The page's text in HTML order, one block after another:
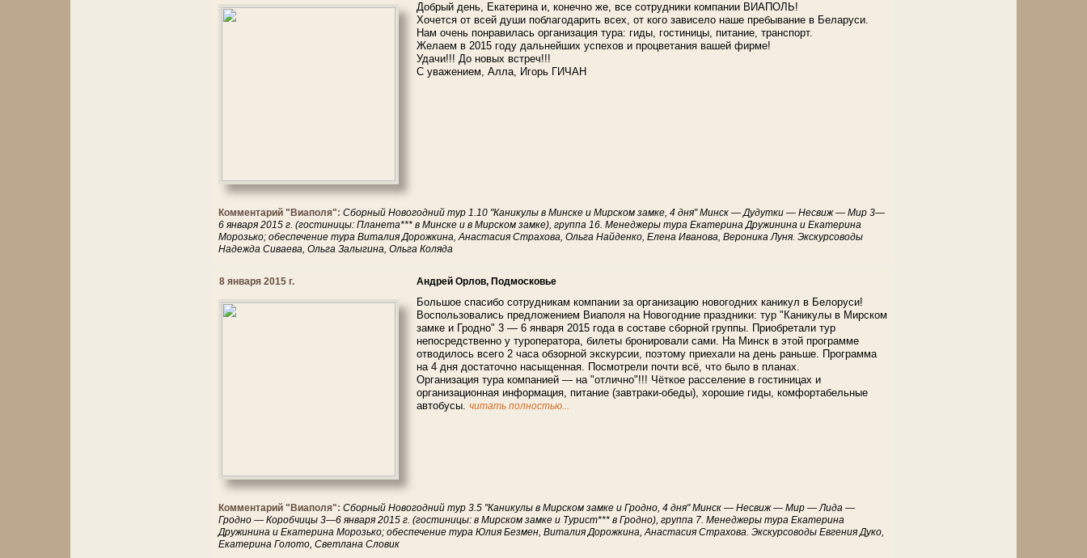
Добрый день, Екатерина и, конечно же, все сотрудники компании ВИАПОЛЬ!
Хочется от всей души поблагодарить всех, от кого зависело наше пребывание в Беларуси.
Нам очень понравилась организация тура: гиды, гостиницы, питание, транспорт.
Желаем в 2015 году дальнейших успехов и процветания вашей фирме!
Удачи!!! До новых встреч!!!
С уважением, Алла, Игорь ГИЧАН
Комментарий "Виаполя": Сборный Новогодний тур 1.10 "Каникулы в Минске и Мирском замке, 4 дня" Минск — Дудутки — Несвиж — Мир 3—
6 января 2015 г. (гостиницы: Планета*** в Минске и в Мирском замке), группа 16. Менеджеры тура Екатерина Дружинина и Екатерина
Морозько; обеспечение тура Виталия Дорожкина, Анастасия Страхова, Ольга Найденко, Елена Иванова, Вероника Луня. Экскурсоводы
Надежда Сиваева, Ольга Залыгина, Ольга Коляда
8 января 2015 г. Андрей Орлов, Подмосковье
Большое спасибо сотрудникам компании за организацию новогодних каникул в Белоруси!
Воспользовались предложением Виаполя на Новогодние праздники: тур "Каникулы в Мирском
замке и Гродно" 3 — 6 января 2015 года в составе сборной группы. Приобретали тур
непосредственно у туроператора, билеты бронировали сами. На Минск в этой программе
отводилось всего 2 часа обзорной экскурсии, поэтому приехали на день раньше. Программа
на 4 дня достаточно насыщенная. Посмотрели почти всё, что было в планах.
Организация тура компанией — на "отлично"!!! Чёткое расселение в гостиницах и
организационная информация, питание (завтраки-обеды), хорошие гиды, комфортабельные
автобусы. читать полностью...
Комментарий "Виаполя": Сборный Новогодний тур 3.5 "Каникулы в Мирском замке и Гродно, 4 дня" Минск — Несвиж — Мир — Лида —
Гродно — Коробчицы 3—6 января 2015 г. (гостиницы: в Мирском замке и Турист*** в Гродно), группа 7. Менеджеры тура Екатерина
Дружинина и Екатерина Морозько; обеспечение тура Юлия Безмен, Виталия Дорожкина, Анастасия Страхова. Экскурсоводы Евгения Дуко,
Екатерина Голото, Светлана Словик